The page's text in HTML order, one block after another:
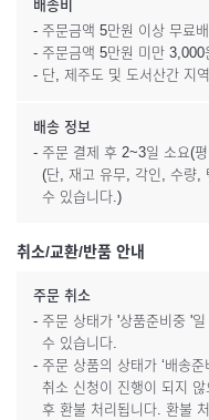
배송비
- 주문금액 5만원 이상 무료
- 주문금액 5만원 미만 3,000
- 단, 제주도 및 도서산간 지
배송 정보
- 주문 결제 후 2~3일 소요(
(단, 재고 유무, 각인, 수량,
수 있습니다.)
취소/교환/반품 안내
주문 취소
- 주문 상태가 '상품준비중 '
수 있습니다.
- 주문 상품의 상태가 ‘배송준
취소 신청이 진행이 되지
후 환불 처리됩니다. 환불